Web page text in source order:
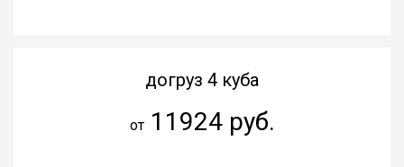
догруз 4 куба
от11924 руб.